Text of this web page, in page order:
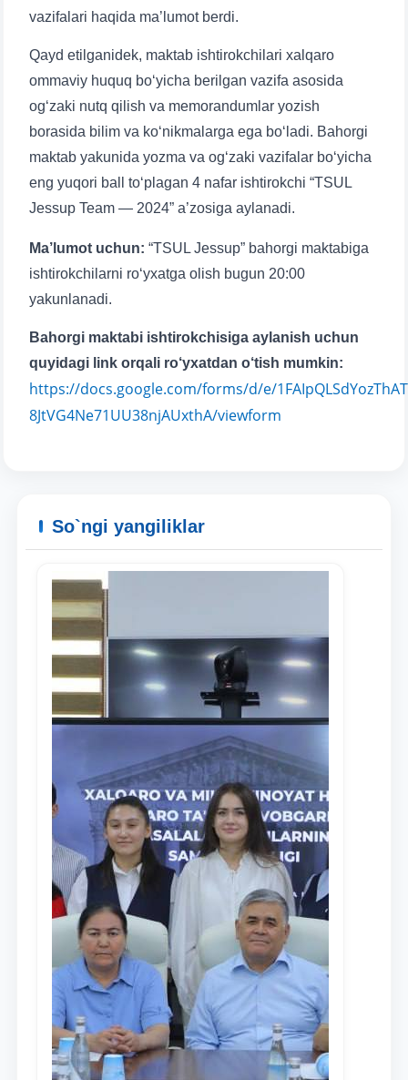
vazifalari haqida ma’lumot berdi.
Qayd etilganidek, maktab ishtirokchilari xalqaro
ommaviy huquq bo‘yicha berilgan vazifa asosida
og‘zaki nutq qilish va memorandumlar yozish
borasida bilim va ko‘nikmalarga ega bo‘ladi. Bahorgi
maktab yakunida yozma va og‘zaki vazifalar bo‘yicha
eng yuqori ball to‘plagan 4 nafar ishtirokchi “TSUL
Jessup Team — 2024” a’zosiga aylanadi.
Ma’lumot uchun: “TSUL Jessup” bahorgi maktabiga
ishtirokchilarni ro‘yxatga olish bugun 20:00
yakunlanadi.
Bahorgi maktabi ishtirokchisiga aylanish uchun
quyidagi link orqali ro‘yxatdan o‘tish mumkin:
https://docs.google.com/forms/d/e/
8JtVG4Ne71UU38njAUxthA/viewform
So`ngi yangiliklar